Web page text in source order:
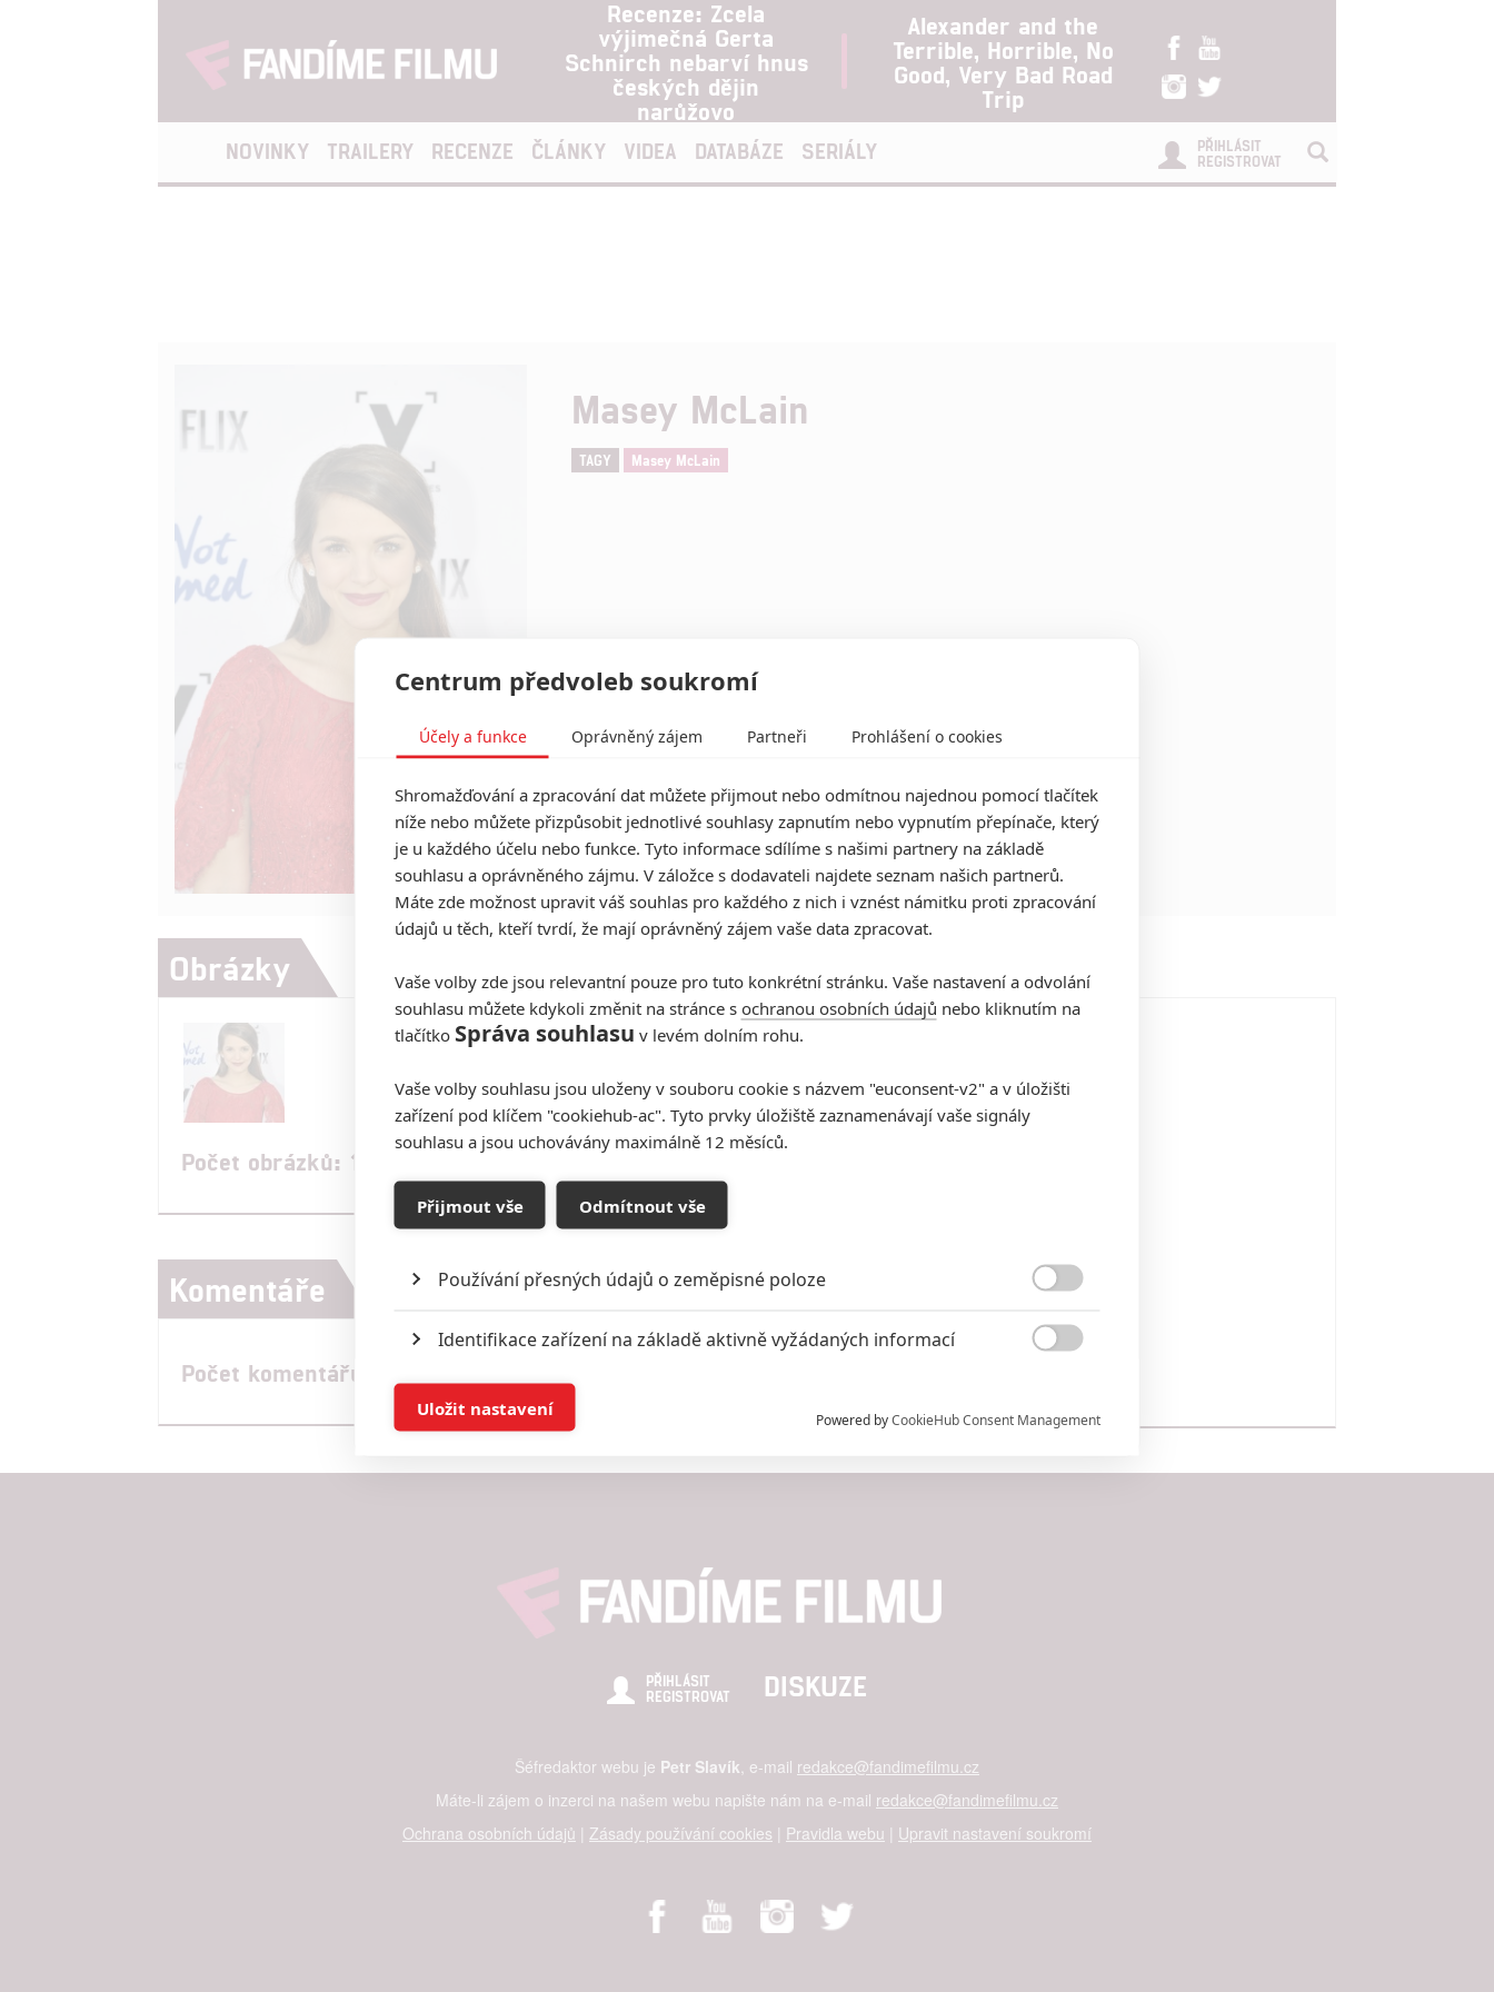
Recenze: Zcela
výjimečná Gerta
Schnirch nebarví hnus
českých dějin
narůžovo
Alexander and the
Terrible, Horrible, No
Good, Very Bad Road
Trip
NOVINKY TRAILERY RECENZE ČLÁNKY VIDEA DATABÁZE SERIÁLY
PŘIHLÁSIT
REGISTROVAT
Masey McLain
TAGY Masey McLain
Obrázky
Počet obrázků: 1
Komentáře
Počet komentářů: 0 Vstoupit do diskuze
Herec
Christine
PŘIHLÁSIT
REGISTROVAT
DISKUZE
Šéfredaktor webu je Petr Slavík , e-mail redakce@fandimefilmu.cz
Máte-li zájem o inzerci na našem webu napište nám na e-mail redakce@fandimefilmu.cz
Ochrana osobních údajů | Zásady používání cookies | Pravidla webu | Upravit nastavení soukromí
Centrum předvoleb soukromí
Účely a funkce Oprávněný zájem Partneři Prohlášení o cookies
Shromažďování a zpracování dat můžete přijmout nebo odmítnou najednou pomocí tlačítek
níže nebo můžete přizpůsobit jednotlivé souhlasy zapnutím nebo vypnutím přepínače, který
je u každého účelu nebo funkce. Tyto informace sdílíme s našimi partnery na základě
souhlasu a oprávněného zájmu. V záložce s dodavateli najdete seznam našich partnerů.
Máte zde možnost upravit váš souhlas pro každého z nich i vznést námitku proti zpracování
údajů u těch, kteří tvrdí, že mají oprávněný zájem vaše data zpracovat.
Vaše volby zde jsou relevantní pouze pro tuto konkrétní stránku. Vaše nastavení a odvolání
souhlasu můžete kdykoli změnit na stránce s ochranou osobních údajů nebo kliknutím na
tlačítko Správa souhlasu v levém dolním rohu.
Vaše volby souhlasu jsou uloženy v souboru cookie s názvem "euconsent-v2" a v úložišti
zařízení pod klíčem "cookiehub-ac". Tyto prvky úložiště zaznamenávají vaše signály
souhlasu a jsou uchovávány maximálně 12 měsíců.
Přijmout vše Odmítnout vše
Používání přesných údajů o zeměpisné poloze
Identifikace zařízení na základě aktivně vyžádaných informací
Ukládání a/nebo přístup k informacím v zařízení

Udělením souhlasu s účely a funkcemi zde uvedenými dáváte nám i našim partnerům
Powered byCookieHub Consent Management
Uložit nastavení